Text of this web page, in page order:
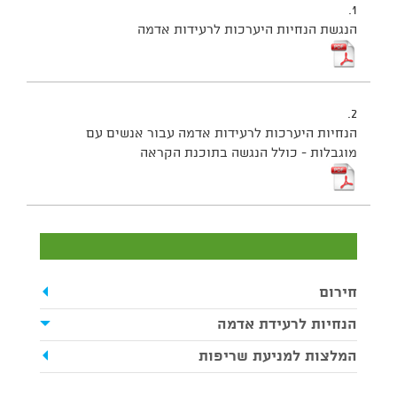
1.
הנגשת הנחיות היערכות לרעידות אדמה
2.
הנחיות היערכות לרעידות אדמה עבור אנשים עם
מוגבלות - כולל הנגשה בתוכנת הקראה
חירום
הנחיות לרעידת אדמה
המלצות למניעת שריפות